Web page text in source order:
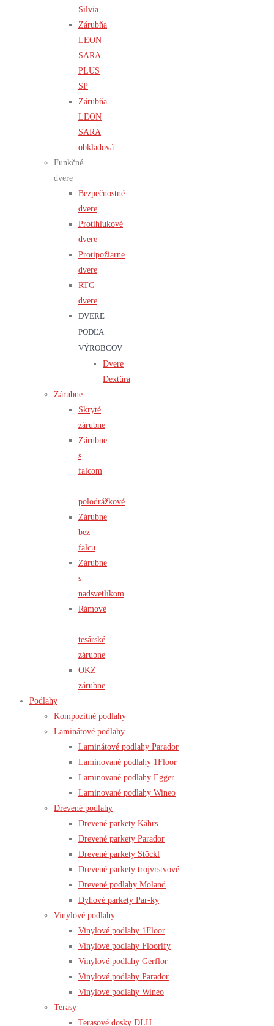
Silvia
Zárubňa
LEON
SARA
PLUS
SP
Zárubňa
LEON
SARA
obkladová
Funkčné
dvere
Bezpečnostné
dvere
Protihlukové
dvere
Protipožiarne
dvere
RTG
dvere
DVERE
PODĽA
VÝROBCOV
Dvere
Dextüra
Zárubne
Skryté
zárubne
Zárubne
s
falcom
–
polodrážkové
Zárubne
bez
falcu
Zárubne
s
nadsvetlíkom
Rámové
–
tesárské
zárubne
OKZ
zárubne
Podlahy
Kompozitné podlahy
Laminátové podlahy
Laminátové podlahy Parador
Laminované podlahy 1Floor
Laminované podlahy Egger
Laminované podlahy Wineo
Drevené podlahy
Drevené parkety Kährs
Drevené parkety Parador
Drevené parkety Stöckl
Drevené parkety trojvrstvové
Drevené podlahy Moland
Dyhové parkety Par-ky
Vinylové podlahy
Vinylové podlahy 1Floor
Vinylové podlahy Floorify
Vinylové podlahy Gerflor
Vinylové podlahy Parador
Vinylové podlahy Wineo
Terasy
Terasové dosky DLH